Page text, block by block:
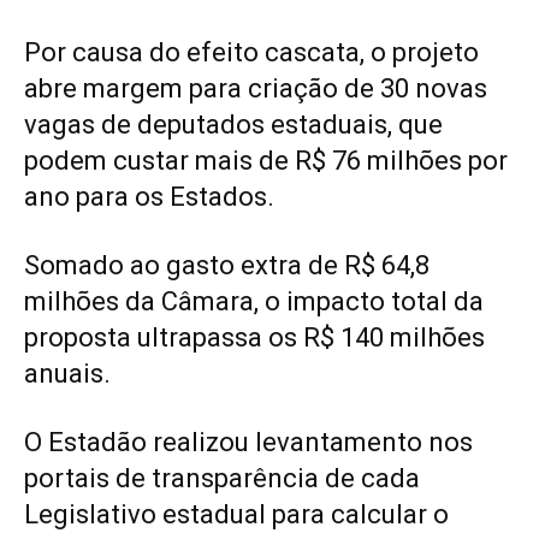
Por causa do efeito cascata, o projeto
abre margem para criação de 30 novas
vagas de deputados estaduais, que
podem custar mais de R$ 76 milhões por
ano para os Estados.
Somado ao gasto extra de R$ 64,8
milhões da Câmara, o impacto total da
proposta ultrapassa os R$ 140 milhões
anuais.
O Estadão realizou levantamento nos
portais de transparência de cada
Legislativo estadual para calcular o